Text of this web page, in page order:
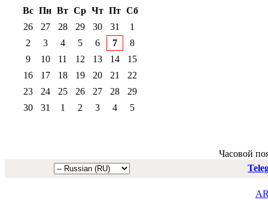
Вс Пн Вт Ср Чт Пт Сб
26
27 28 29 30 31
1
2
3 4 5 6 7
8
9
10 11 12 13 14
15
16
17 18 19 20 21
22
23
24 25 26 27 28
29
30
31 1 2 3 4 5
Часовой